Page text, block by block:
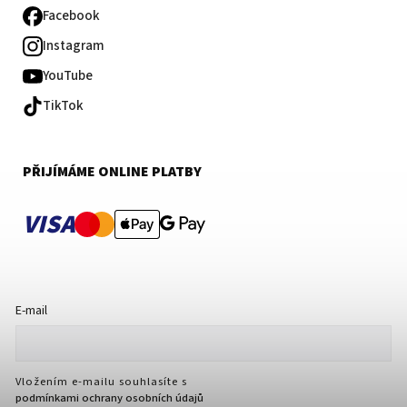
Facebook
Instagram
YouTube
TikTok
PŘIJÍMÁME ONLINE PLATBY
VISA
E-mail
Vložením e-mailu souhlasíte s
podmínkami ochrany osobních údajů